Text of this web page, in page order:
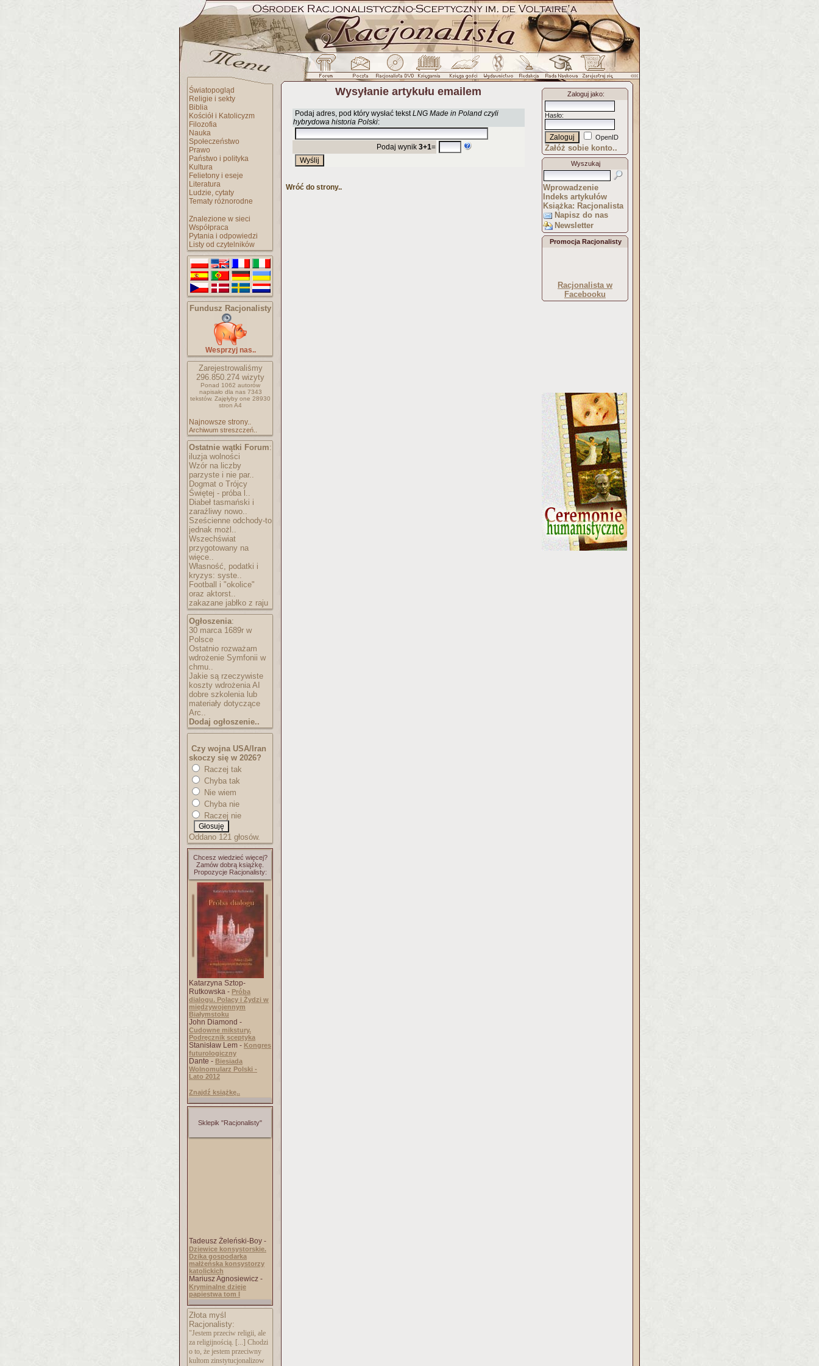
Światopogląd
Religie i sekty
Biblia
Kościół i Katolicyzm
Filozofia
Nauka
Społeczeństwo
Prawo
Państwo i polityka
Kultura
Felietony i eseje
Literatura
Ludzie, cytaty
Tematy różnorodne
Znalezione w sieci
Współpraca
Pytania i odpowiedzi
Listy od czytelników
Fundusz Racjonalisty
Wesprzyj nas..
Zarejestrowaliśmy
296.850.274 wizyty
Ponad 1062 autorów
napisało dla nas 7343
tekstów. Zajęłyby one 28930
stron A4
Najnowsze strony..
Archiwum streszczeń..
Ostatnie wątki Forum:
iluzja wolności
Wzór na liczby
parzyste i nie par..
Dogmat o Trójcy
Świętej - próba l..
Diabeł tasmański i
zaraźliwy nowo..
Sześcienne odchody-to
jednak możl..
Wszechświat
przygotowany na
więce..
Własność, podatki i
kryzys: syste..
Football i "okolice"
oraz aktorst..
zakazane jabłko z raju
Ogłoszenia:
30 marca 1689r w
Polsce
Ostatnio rozważam
wdrożenie Symfonii w
chmu..
Jakie są rzeczywiste
koszty wdrożenia AI
dobre szkolenia lub
materiały dotyczące
Arc..
Dodaj ogłoszenie..
Czy wojna USA/Iran
skoczy się w 2026?
Raczej tak
Chyba tak
Nie wiem
Chyba nie
Raczej nie
Oddano 121 głosów.
Chcesz wiedzieć więcej?
Zamów dobrą książkę.
Propozycje Racjonalisty:
Katarzyna Sztop-
Rutkowska - Próba
dialogu. Polacy i Żydzi w
międzywojennym
Białymstoku
John Diamond -
Cudowne mikstury.
Podręcznik sceptyka
Stanisław Lem - Kongres
futurologiczny
Dante - Biesiada
Wolnomularz Polski -
Lato 2012
Znajdź książkę..
Sklepik "Racjonalisty"
Tadeusz Żeleński-Boy -
Dziewice konsystorskie.
Dzika gospodarka
małżeńska konsystorzy
katolickich
Mariusz Agnosiewicz -
Kryminalne dzieje
papiestwa tom I
Złota myśl
Racjonalisty:
"Jestem przeciw religii, ale
za religijnością. [...] Chodzi
o to, że jestem przeciwny
kultom zinstytucjonalizow
Wysyłanie artykułu emailem
Podaj adres, pod który wysłać tekstLNG Made in Poland czyli
hybrydowa historia Polski:
Podaj wynik 3+1=
Wróć do strony..
Zaloguj jako:
Hasło:
OpenID
Załóż sobie konto..
Wyszukaj
Wprowadzenie
Indeks artykułów
Książka: Racjonalista
Napisz do nas
Newsletter
Promocja Racjonalisty
Racjonalista w
Facebooku